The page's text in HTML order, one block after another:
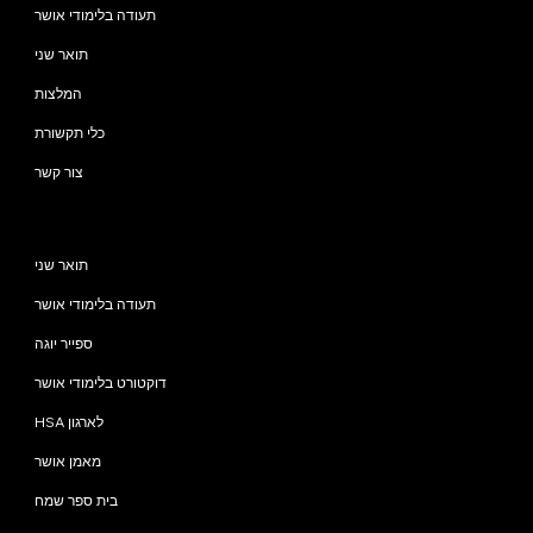
תעודה בלימודי אושר
תואר שני
המלצות
כלי תקשורת
צור קשר
תואר שני
תעודה בלימודי אושר
ספייר יוגה
דוקטורט בלימודי אושר
HSA לארגון
מאמן אושר
בית ספר שמח